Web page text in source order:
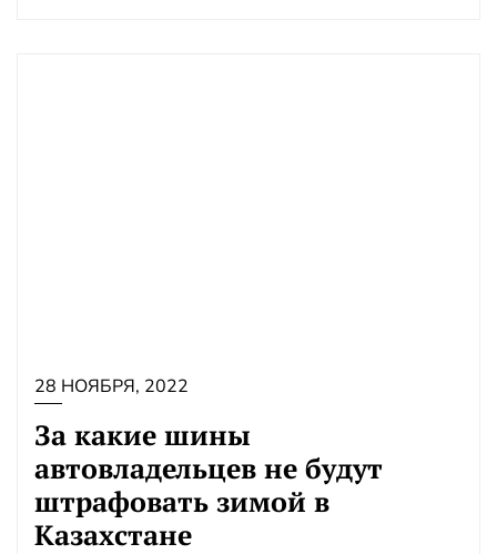
28 НОЯБРЯ, 2022
За какие шины
автовладельцев не будут
штрафовать зимой в
Казахстане